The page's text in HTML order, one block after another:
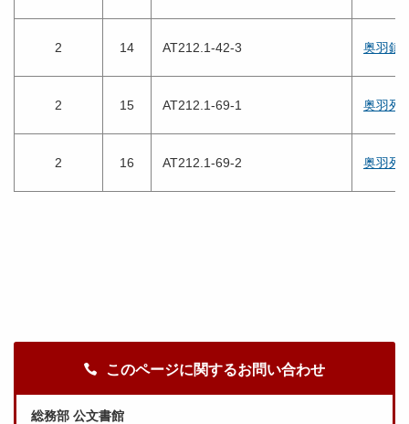
2 14 AT212.1-42-3 奥羽鎮
2 15 AT212.1-69-1 奥羽列
2 16 AT212.1-69-2 奥羽列
このページに関するお問い合わせ
総務部 公文書館